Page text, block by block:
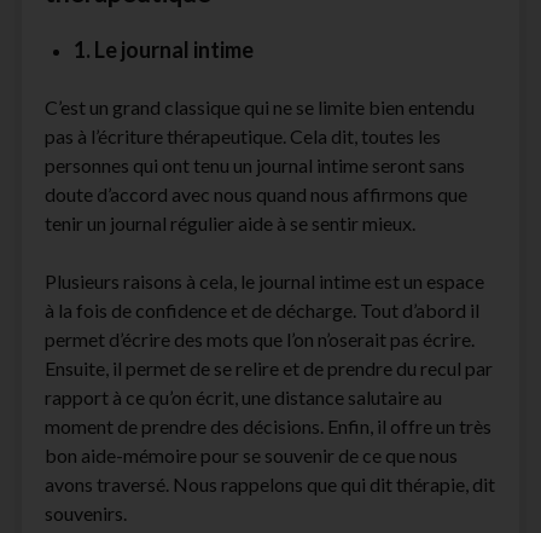
1. Le journal intime
C’est un grand classique qui ne se limite bien entendu
pas à l’écriture thérapeutique. Cela dit, toutes les
personnes qui ont tenu un journal intime seront sans
doute d’accord avec nous quand nous affirmons que
tenir un journal régulier aide à se sentir mieux.
Plusieurs raisons à cela, le journal intime est un espace
à la fois de confidence et de décharge. Tout d’abord il
permet d’écrire des mots que l’on n’oserait pas écrire.
Ensuite, il permet de se relire et de prendre du recul par
rapport à ce qu’on écrit, une distance salutaire au
moment de prendre des décisions. Enfin, il offre un très
bon aide-mémoire pour se souvenir de ce que nous
avons traversé. Nous rappelons que qui dit thérapie, dit
souvenirs.